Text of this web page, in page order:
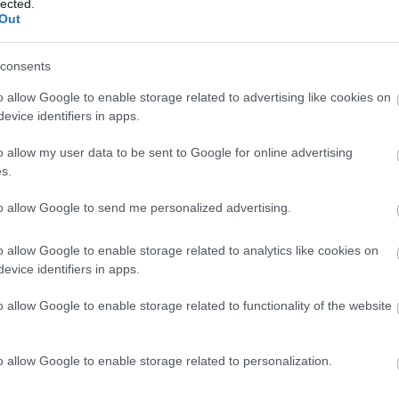
allow Google to enable storage related to advertising like cookies on
identifiers in apps.
allow my user data to be sent to Google for online advertising
allow Google to send me personalized advertising.
allow Google to enable storage related to analytics like cookies on
identifiers in apps.
allow Google to enable storage related to functionality of the website
allow Google to enable storage related to personalization.
con un número significativo de jugadores en la
el 25, 26 o 27 del mismo mes, con
o 20.
y Francia llegaran a semifinales del Mundial,
Madrid, probablemente cuenten en el juego
entre el 25 y 27 de agosto.
fútbol en Navidad y Nochevieja. LaLiga se
del 23 de diciembre al 2 de enero de 2027,
no será el único de la temporada, habrá
y, en la primera de ellas, LaLiga parará